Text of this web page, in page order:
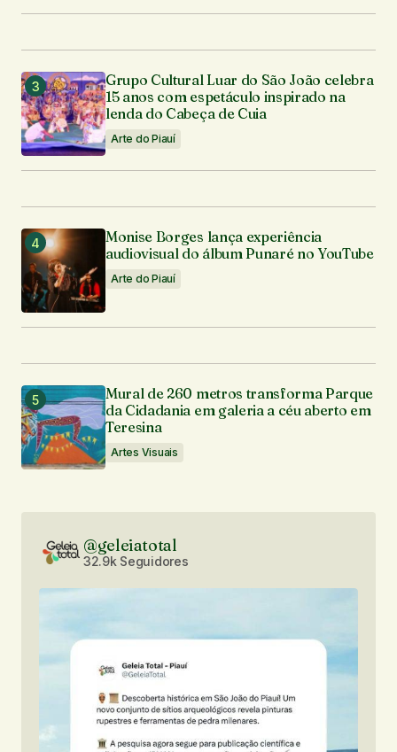
Grupo Cultural Luar do São João celebra
15 anos com espetáculo inspirado na
lenda do Cabeça de Cuia
Arte do Piauí
Monise Borges lança experiência
audiovisual do álbum Punaré no YouTube
Arte do Piauí
Mural de 260 metros transforma Parque
da Cidadania em galeria a céu aberto em
Teresina
Artes Visuais
@geleiatotal
32.9k Seguidores